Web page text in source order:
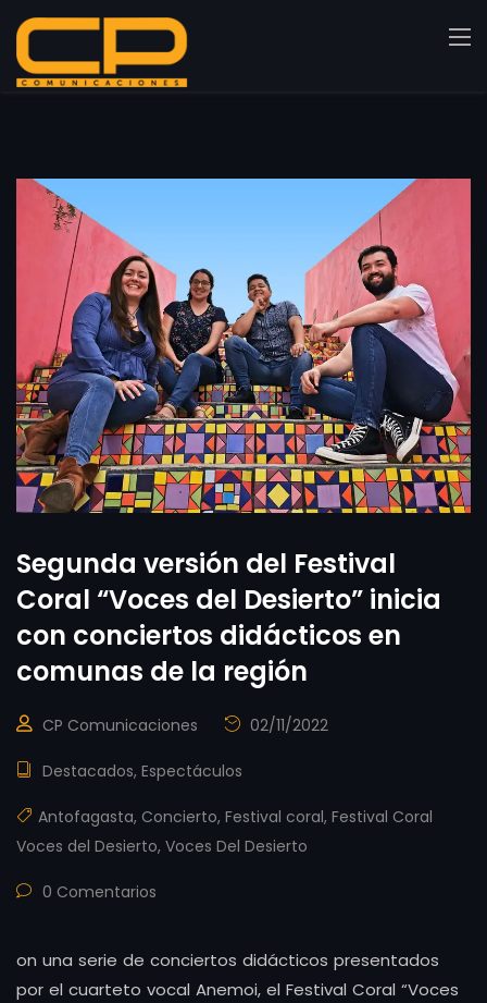
Segunda versión del Festival
Coral “Voces del Desierto” inicia
con conciertos didácticos en
comunas de la región
CP Comunicaciones 02/11/2022
Destacados, Espectáculos
Antofagasta, Concierto, Festival coral, Festival Coral
Voces del Desierto, Voces Del Desierto
0 Comentarios
on una serie de conciertos didácticos presentados
por el cuarteto vocal Anemoi, el Festival Coral “Voces